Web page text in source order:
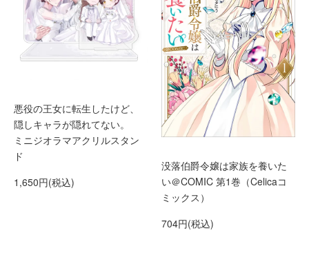
悪役の王女に転生したけど、
隠しキャラが隠れてない。
ミニジオラマアクリルスタン
ド
1,650円(税込)
没落伯爵令嬢は家族を養いた
い＠COMIC 第1巻（Celicaコ
ミックス）
704円(税込)